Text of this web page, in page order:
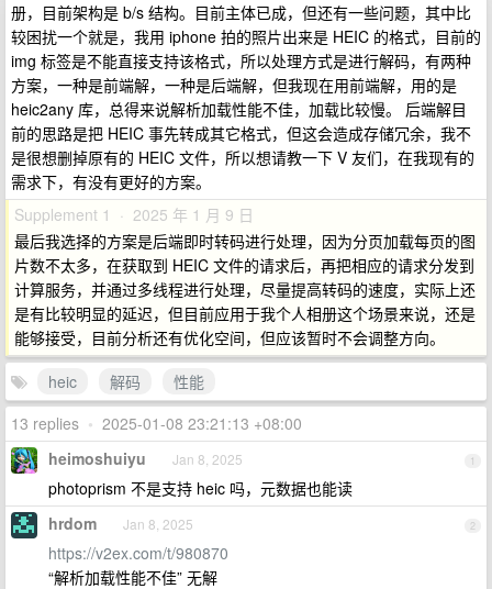
册，目前架构是 b/s 结构。目前主体已成，但还有一些问题，其中比
较困扰一个就是，我用 iphone 拍的照片出来是 HEIC 的格式，目前的
img 标签是不能直接支持该格式，所以处理方式是进行解码，有两种
方案，一种是前端解，一种是后端解，但我现在用前端解，用的是
heic2any 库，总得来说解析加载性能不佳，加载比较慢。 后端解目
前的思路是把 HEIC 事先转成其它格式，但这会造成存储冗余，我不
是很想删掉原有的 HEIC 文件，所以想请教一下 V 友们，在我现有的
需求下，有没有更好的方案。
Supplement 1 · 2025 年 1 月 9 日
最后我选择的方案是后端即时转码进行处理，因为分页加载每页的图
片数不太多，在获取到 HEIC 文件的请求后，再把相应的请求分发到
计算服务，并通过多线程进行处理，尽量提高转码的速度，实际上还
是有比较明显的延迟，但目前应用于我个人相册这个场景来说，还是
能够接受，目前分析还有优化空间，但应该暂时不会调整方向。
heic
解码
性能
13 replies • 2025-01-08 23:21:13 +08:00
1
heimoshuiyu Jan 8, 2025
photoprism 不是支持 heic 吗，元数据也能读
2
hrdom Jan 8, 2025
https://v2ex.com/t/980870
“解析加载性能不佳” 无解